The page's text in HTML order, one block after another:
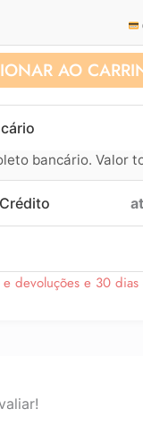
Compre
AO
bancário. Valor
devoluções e 30